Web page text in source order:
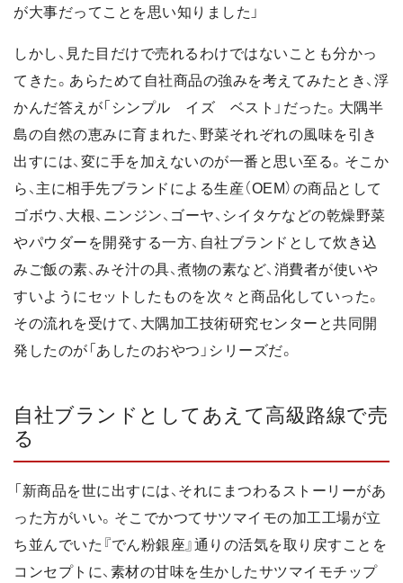
が大事だってことを思い知りました」
しかし、見た目だけで売れるわけではないことも分かっ
てきた。あらためて自社商品の強みを考えてみたとき、浮
かんだ答えが「シンプル イズ ベスト」だった。大隅半
島の自然の恵みに育まれた、野菜それぞれの風味を引き
出すには、変に手を加えないのが一番と思い至る。そこか
ら、主に相手先ブランドによる生産（OEM）の商品として
ゴボウ、大根、ニンジン、ゴーヤ、シイタケなどの乾燥野菜
やパウダーを開発する一方、自社ブランドとして炊き込
みご飯の素、みそ汁の具、煮物の素など、消費者が使いや
すいようにセットしたものを次々と商品化していった。
その流れを受けて、大隅加工技術研究センターと共同開
発したのが「あしたのおやつ」シリーズだ。
自社ブランドとしてあえて高級路線で売
る
「新商品を世に出すには、それにまつわるストーリーがあ
った方がいい。そこでかつてサツマイモの加工工場が立
ち並んでいた『でん粉銀座』通りの活気を取り戻すことを
コンセプトに、素材の甘味を生かしたサツマイモチップ